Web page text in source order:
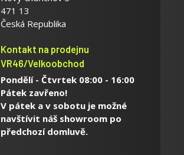
471 13
Česká Republika
Kontakt na prodejnu
VR46/Velkoobchod
Pondělí - Čtvrtek 08:00 - 16:00
Pátek zavřeno!
V pátek a v sobotu je možné
navštívit náš showroom po
předchozí domluvě.